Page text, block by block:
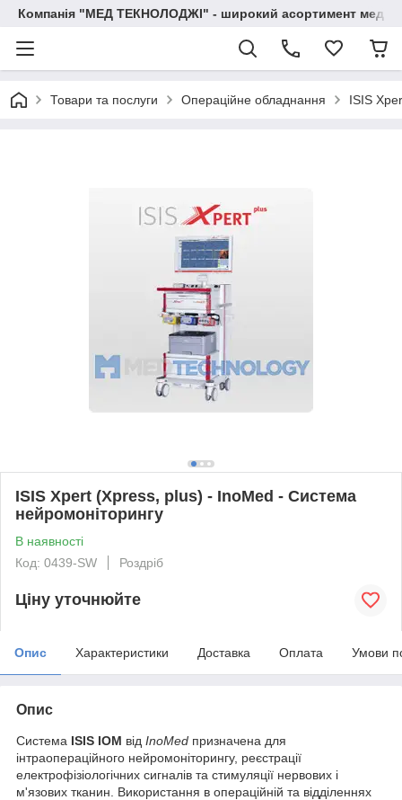
Компанія "МЕД ТЕКНОЛОДЖІ" - широкий асортимент
Товари та послуги Операційне обладнання ISIS
ISIS Xpert (Xpress, plus) - InoMed - Система
нейромоніторингу
В наявності
Код: 0439-SW
Роздріб
Ціну уточнюйте
Опис Характеристики Доставка Оплата Умови
Опис
Система ISIS IOM від InoMed призначена для
інтраопераційного нейромоніторингу, реєстрації
електрофізіологічних сигналів та стимуляції нервових і
м'язових тканин. Використання в операційній та відділеннях